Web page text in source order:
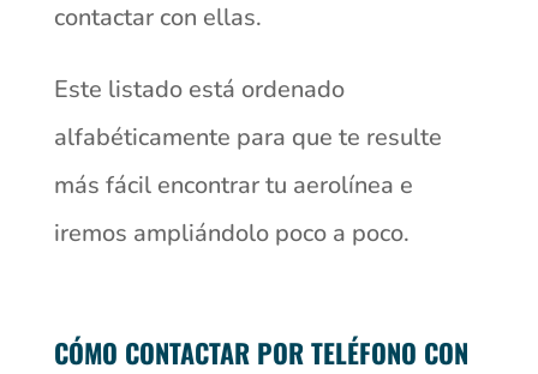
contactar con ellas.
Este listado está ordenado
alfabéticamente para que te resulte
más fácil encontrar tu aerolínea e
iremos ampliándolo poco a poco.
CÓMO CONTACTAR POR TELÉFONO CON